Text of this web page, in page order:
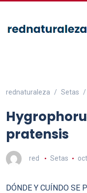
rednaturaleza Setas
pratensis
red Setas
DÓNDE Y CUÍNDO SE